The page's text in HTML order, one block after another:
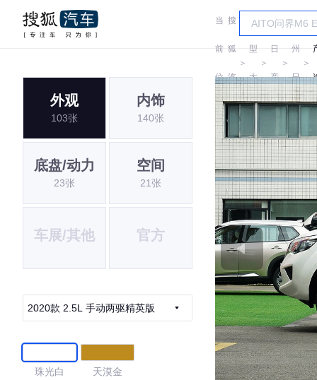
当
前
位
置:
搜
狐
汽
车
＞
车
型
大
全
＞
日
产
＞
郑
州
日
产
＞
外观
103张
内饰
140张
底盘/动力
23张
空间
21张
车展/其他 官方
2020款 2.5L 手动两驱精英版
珠光白 天漠金